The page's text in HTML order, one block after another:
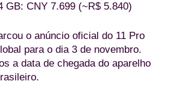
GB: CNY 7.699 (~R$ 5.840)
o anúncio oficial do 11 Pro
para o dia 3 de novembro.
a data de chegada do aparelho